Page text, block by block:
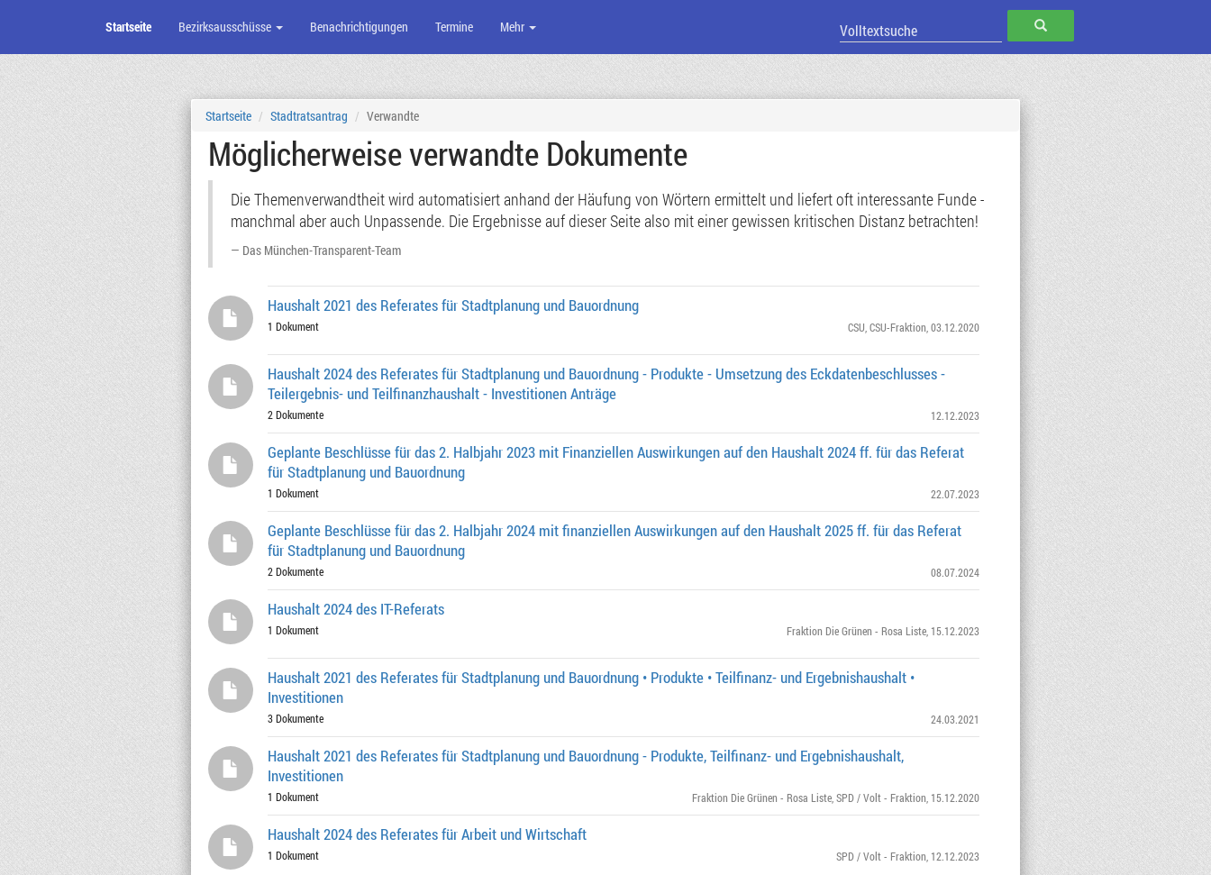
Zum
Seiteninhalt
SUCHEN
Startseite Bezirksausschüsse Benachrichtigungen Termine Mehr
Startseite Stadtratsantrag Verwandte
Möglicherweise verwandte Dokumente
Die Themenverwandtheit wird automatisiert anhand der Häufung von Wörtern ermittelt und liefert oft interessante Funde -
manchmal aber auch Unpassende. Die Ergebnisse auf dieser Seite also mit einer gewissen kritischen Distanz betrachten!
Das München-Transparent-Team
Haushalt 2021 des Referates für Stadtplanung und Bauordnung
1 Dokument CSU CSU-Fraktion , 03.12.2020
Haushalt 2024 des Referates für Stadtplanung und Bauordnung - Produkte - Umsetzung des Eckdatenbeschlusses -
Teilergebnis- und Teilfinanzhaushalt - Investitionen Anträge
2 Dokumente 12.12.2023
Geplante Beschlüsse für das 2. Halbjahr 2023 mit Finanziellen Auswirkungen auf den Haushalt 2024 ff. für das Referat
für Stadtplanung und Bauordnung
1 Dokument 22.07.2023
Geplante Beschlüsse für das 2. Halbjahr 2024 mit finanziellen Auswirkungen auf den Haushalt 2025 ff. für das Referat
für Stadtplanung und Bauordnung
2 Dokumente 08.07.2024
Haushalt 2024 des IT-Referats
1 Dokument Fraktion Die Grünen - Rosa Liste, 15.12.2023
Haushalt 2021 des Referates für Stadtplanung und Bauordnung • Produkte • Teilfinanz- und Ergebnishaushalt •
Investitionen
3 Dokumente 24.03.2021
Haushalt 2021 des Referates für Stadtplanung und Bauordnung - Produkte, Teilfinanz- und Ergebnishaushalt,
Investitionen
1 Dokument Fraktion Die Grünen - Rosa Liste, SPD / Volt - Fraktion , 15.12.2020
Haushalt 2024 des Referates für Arbeit und Wirtschaft
1 Dokument SPD / Volt - Fraktion , 12.12.2023